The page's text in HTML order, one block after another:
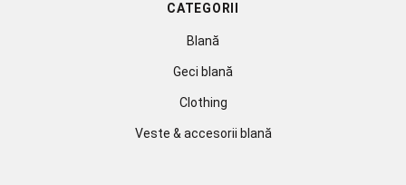
CATEGORII
Blană
Geci blană
Clothing
Veste & accesorii blană